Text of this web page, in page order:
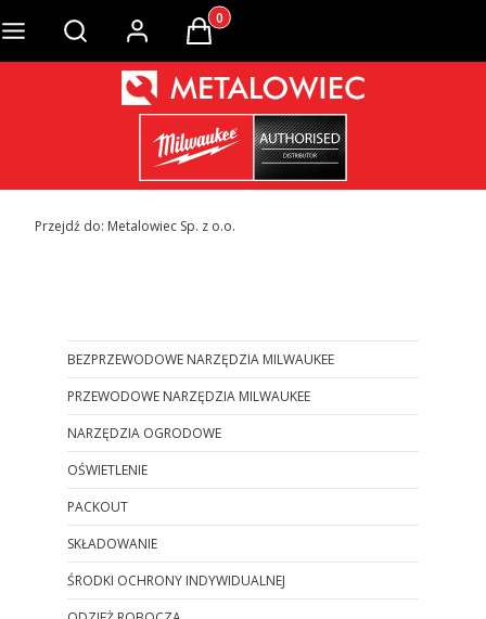
Otwórz wyszukiwarkęProdukty w koszyku: 0. Zobacz
Przejdź do: Metalowiec Sp. z o.o.
BEZPRZEWODOWE NARZĘDZIA MILWAUKEE
PRZEWODOWE NARZĘDZIA MILWAUKEE
NARZĘDZIA OGRODOWE
OŚWIETLENIE
PACKOUT
SKŁADOWANIE
ŚRODKI OCHRONY INDYWIDUALNEJ